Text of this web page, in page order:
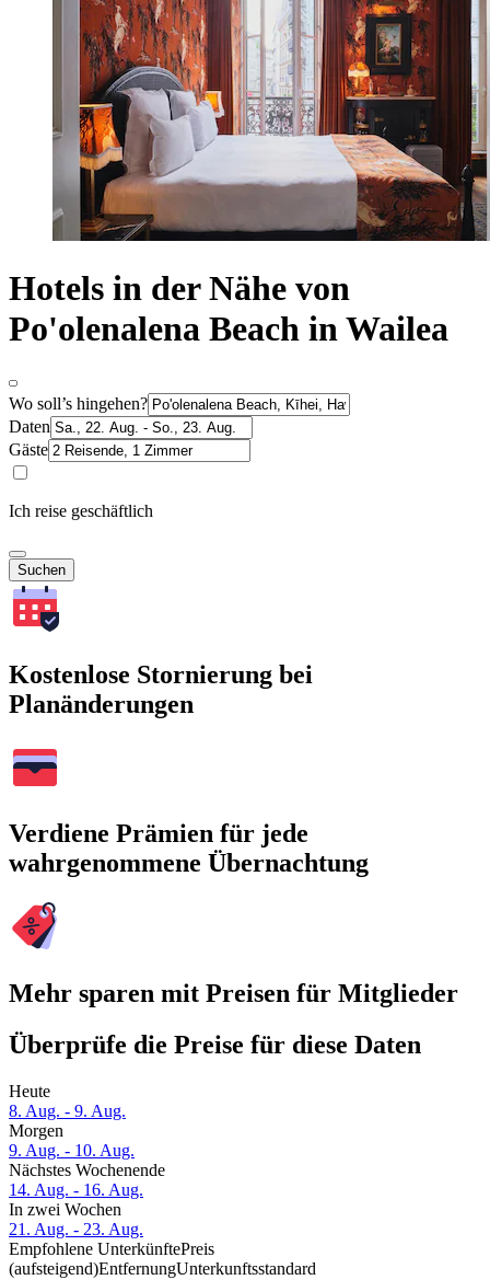
Hotels in der Nähe von
Po'olenalena Beach in Wailea
Wo soll’s hingehen?
Daten
Gäste
Ich reise geschäftlich
Suchen
Kostenlose Stornierung bei
Planänderungen
Verdiene Prämien für jede
wahrgenommene Übernachtung
Mehr sparen mit Preisen für Mitglieder
Überprüfe die Preise für diese Daten
Heute
8. Aug. - 9. Aug.
Morgen
9. Aug. - 10. Aug.
Nächstes Wochenende
14. Aug. - 16. Aug.
In zwei Wochen
21. Aug. - 23. Aug.
Empfohlene UnterkünftePreis
(aufsteigend)EntfernungUnterkunftsstandard